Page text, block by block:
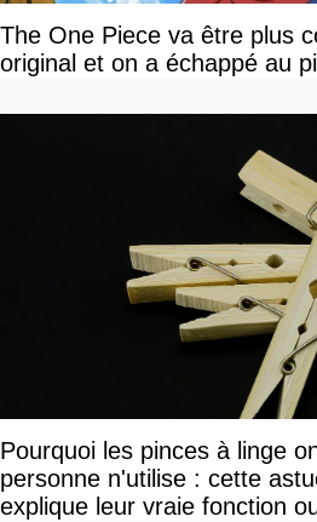
The One Piece va être plus
original et on a échappé au
Pourquoi les pinces à linge
personne n'utilise : cette
explique leur vraie fonction